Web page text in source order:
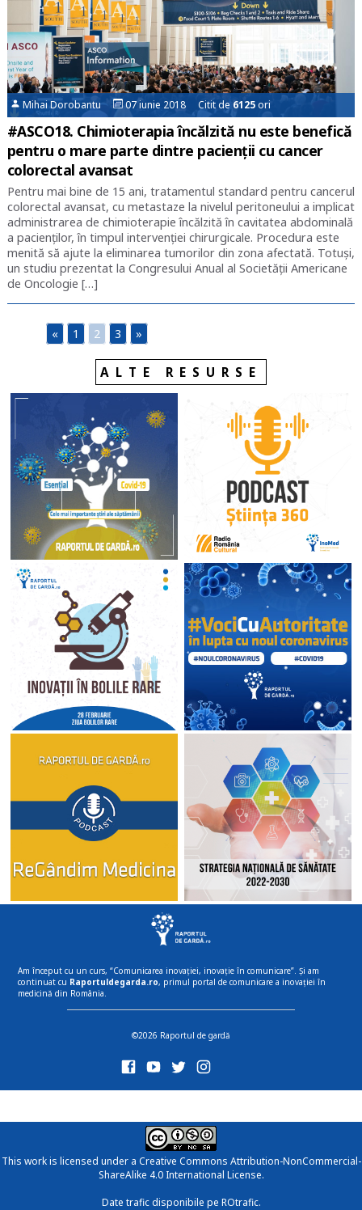
Mihai Dorobantu 07 iunie 2018 Citit de 6125ori
#ASCO18. Chimioterapia încălzită nu este benefică
pentru o mare parte dintre pacienții cu cancer
colorectal avansat
Pentru mai bine de 15 ani, tratamentul standard pentru cancerul
colorectal avansat, cu metastaze la nivelul peritoneului a implicat
administrarea de chimioterapie încălzită în cavitatea abdominală
a pacienților, în timpul intervenției chirurgicale. Procedura este
menită să ajute la eliminarea tumorilor din zona afectată. Totuși,
un studiu prezentat la Congresului Anual al Societății Americane
de Oncologie […]
« 1 2 3 »
ALTE RESURSE
Am început cu un curs, “Comunicarea inovației, inovație în comunicare”. Și am
continuat cu Raportuldegarda.ro, primul portal de comunicare a inovației în
medicină din România.
©2026 Raportul de gardă
This work is licensed under a Creative Commons Attribution-NonCommercial-
ShareAlike 4.0 International License.
Date trafic disponibile pe ROtrafic.